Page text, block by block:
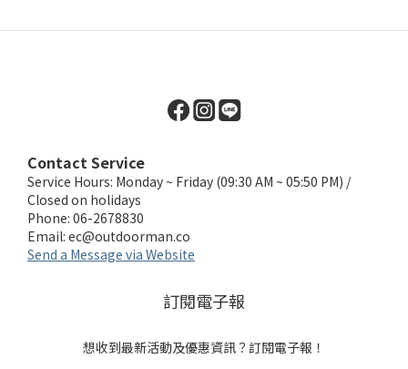
Contact Service
Service Hours: Monday ~ Friday (09:30 AM ~ 05:50 PM) /
Closed on holidays
Phone: 06-2678830
Email: ec@outdoorman.co
Send a Message via Website
訂閱電子報
想收到最新活動及優惠資訊？訂閱電子報！